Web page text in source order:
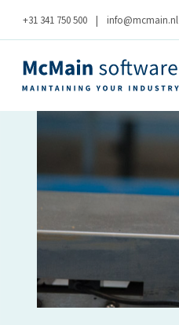
+31 341 750 500 | info@mcmain.nl